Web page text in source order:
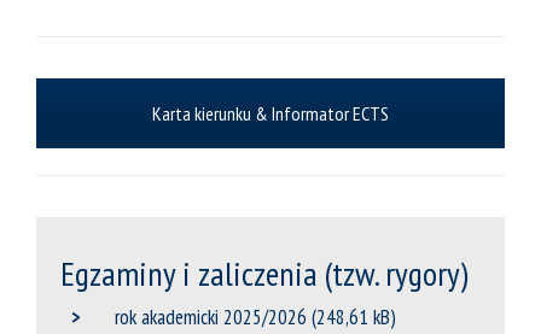
Karta kierunku & Informator ECTS
Egzaminy i zaliczenia (tzw. rygory)
rok akademicki 2025/2026